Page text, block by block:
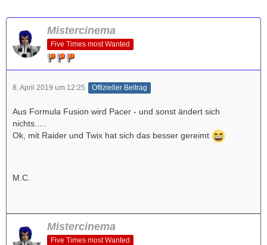
Mistercinema
Five Times most Wanted
8. April 2019 um 12:25 Offizieller Beitrag
Aus Formula Fusion wird Pacer - und sonst ändert sich
nichts.....
Ok, mit Raider und Twix hat sich das besser gereimt
M.C.
Mistercinema
Five Times most Wanted